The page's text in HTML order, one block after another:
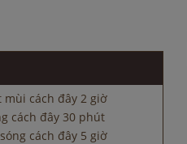
mùi cách đây 5 giờ
cách đây 2 giờ
mùi cách đây 2 giờ
cách đây 30 phút
cách đây 5 giờ